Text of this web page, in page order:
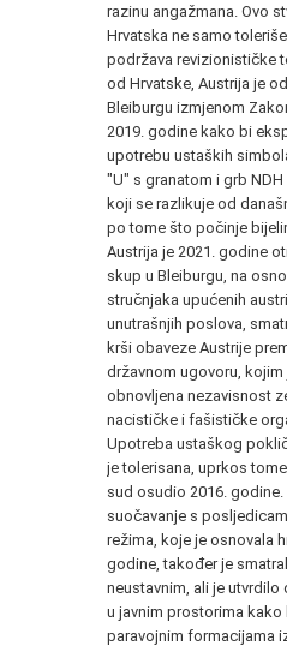
razinu angažmana. Ovo
Hrvatska ne samo
podržava revizionističke
od Hrvatske, Austrija je
Bleiburgu izmjenom
2019. godine kako bi
upotrebu ustaških
"U" s granatom i grb
koji se razlikuje od
po tome što počinje
Austrija je 2021. godine
skup u Bleiburgu, na
stručnjaka upućenih
unutrašnjih poslova,
krši obaveze Austrije
državnom ugovoru, kojim
obnovljena nezavisnost
nacističke i fašističke
Upotreba ustaškog
je tolerisana, uprkos
sud osudio 2016. godine.
suočavanje s
režima, koje je osnovala
godine, također je
neustavnim, ali je
u javnim prostorima
paravojnim formacijama